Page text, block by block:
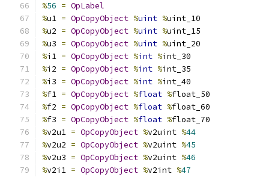
%56 = OpLabel
%u1 = OpCopyObject %uint %uint_10
%u2 = OpCopyObject %uint %uint_15
%u3 = OpCopyObject %uint %uint_20
%i1 = OpCopyObject %int %int_30
%i2 = OpCopyObject %int %int_35
%i3 = OpCopyObject %int %int_40
%f1 = OpCopyObject %float %float_50
%f2 = OpCopyObject %float %float_60
%f3 = OpCopyObject %float %float_70
%v2u1 = OpCopyObject %v2uint %44
%v2u2 = OpCopyObject %v2uint %45
%v2u3 = OpCopyObject %v2uint %46
%v2i1 = OpCopyObject %v2int %47